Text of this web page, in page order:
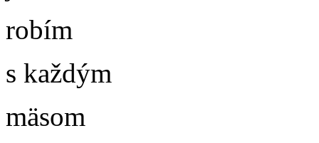
robím
s každým
mäsom